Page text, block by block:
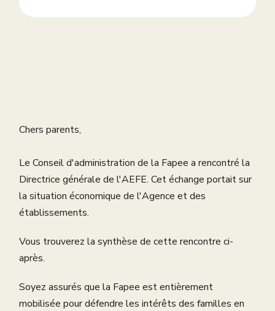
Chers parents,
Le Conseil d'administration de la Fapee a rencontré la
Directrice générale de l'AEFE. Cet échange portait sur
la situation économique de l'Agence et des
établissements.
Vous trouverez la synthèse de cette rencontre ci-
après.
Soyez assurés que la Fapee est entièrement
mobilisée pour défendre les intérêts des familles en